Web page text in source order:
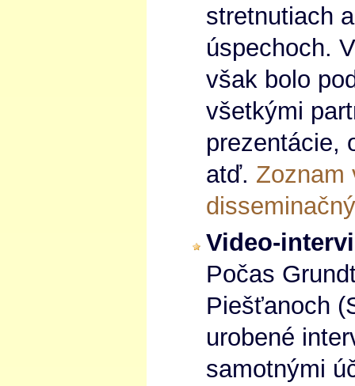
stretnutiach
úspechoch.
však bolo
všetkými
prezentácie,
atď. Zoznam
Video-
Počas
Piešťanoch
urobené
samotnými